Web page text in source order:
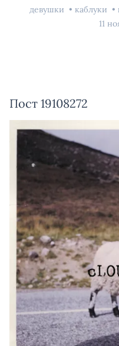
девушки каблуки
11
Пост 19108272